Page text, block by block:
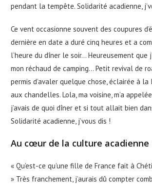
pendant la tempête. Solidarité acadienne,
Ce vent occasionne souvent des coupures
dernière en date a duré cinq heures et a
l’heure du dîner le soir… Heureusement que
mon réchaud de camping… Petit revival de
permis d’avaler quelque chose, éclairée à
aux chandelles. Lola, ma voisine, m’a
j’avais de quoi dîner et si tout allait bien
Solidarité acadienne, j’vous dis !
Au cœur de la culture acadienne
« Qu’est-ce qu’une fille de France fait à
» Très franchement, j’aurais dû compter